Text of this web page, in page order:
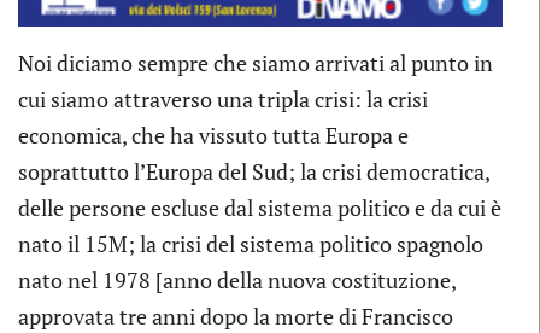
Noi diciamo sempre che siamo arrivati al punto in
cui siamo attraverso una tripla crisi: la crisi
economica, che ha vissuto tutta Europa e
soprattutto l’Europa del Sud; la crisi democratica,
delle persone escluse dal sistema politico e da cui è
nato il 15M; la crisi del sistema politico spagnolo
nato nel 1978 [anno della nuova costituzione,
approvata tre anni dopo la morte di Francisco